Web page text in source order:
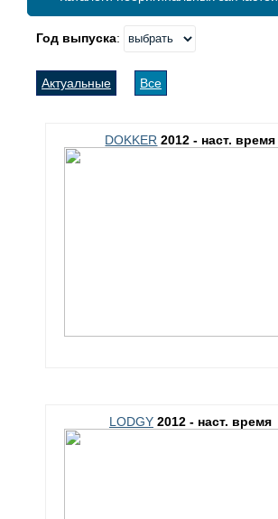
Год выпуска:
Актуальные Все
DOKKER 2012 - наст. время
LODGY 2012 - наст. время